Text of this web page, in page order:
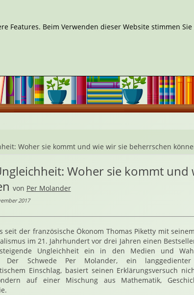
Woher sie kommt und wie wir sie beherrschen
Woher sie kommt und
von Per Molander
2017
seit der französische Ökonom Thomas Piketty mit
im 21. Jahrhundert vor drei Jahren einen
Ungleichheit ein in den Medien und
Der Schwede Per Molander, ein
Einschlag, basiert seinen Erklärungsversuch
auf einer Mischung aus Mathematik,
Features. Beim Verwenden dieser Website stimmen